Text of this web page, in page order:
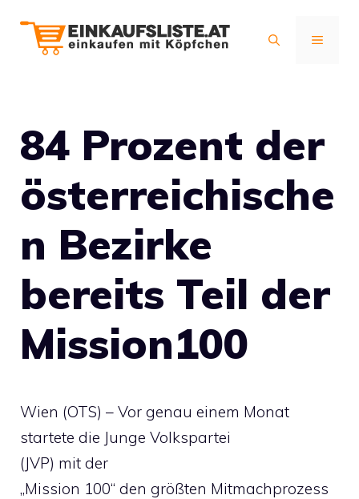
Inhalt
MENÜ
84 Prozent der
österreichische
n Bezirke
bereits Teil der
Mission100
Wien (OTS) – Vor genau einem Monat
startete die Junge Volkspartei
(JVP) mit der
„Mission 100“ den größten Mitmachprozess